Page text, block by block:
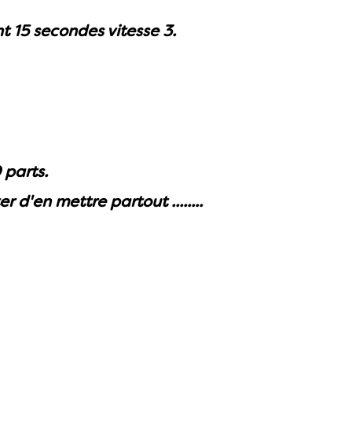
secondes vitesse 3.
parts.
d'en mettre partout ........